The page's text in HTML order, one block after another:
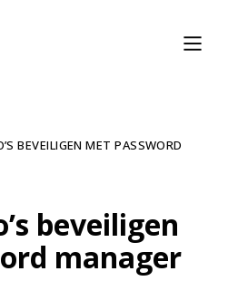
BEVEILIGEN MET PASSWORD
beveiligen
manager